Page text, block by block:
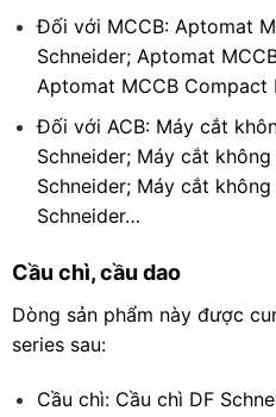
Đối với MCCB: Aptomat
Schneider; Aptomat
Aptomat MCCB Compact
Đối với ACB: Máy cắt
Schneider; Máy cắt
Schneider; Máy cắt
Schneider…
Cầu chì, cầu dao
Dòng sản phẩm này được
series sau:
Cầu chì: Cầu chì DF